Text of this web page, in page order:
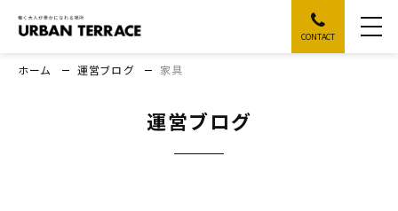
CONTACT
運営ブログ
ホーム 運営ブログ 家具